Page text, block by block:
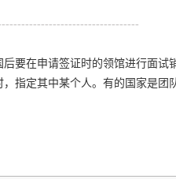
要在申请签证时的领馆进行面试
指定其中某个人。有的国家是团